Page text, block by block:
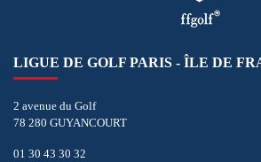
LIGUE DE GOLF PARIS - ÎLE DE
2 avenue du Golf
78 280 GUYANCOURT
01 30 43 30 32